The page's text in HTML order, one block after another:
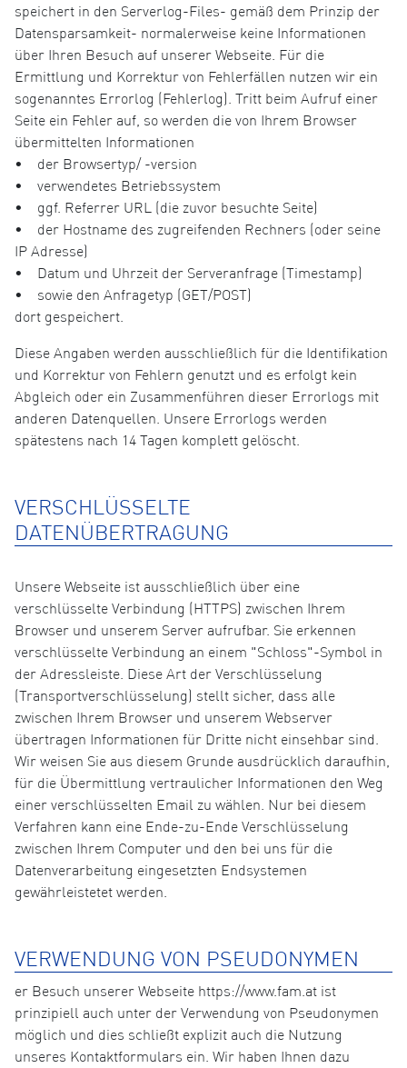
speichert in den Serverlog-Files- gemäß dem Prinzip der
Datensparsamkeit- normalerweise keine Informationen
über Ihren Besuch auf unserer Webseite. Für die
Ermittlung und Korrektur von Fehlerfällen nutzen wir ein
sogenanntes Errorlog (Fehlerlog). Tritt beim Aufruf einer
Seite ein Fehler auf, so werden die von Ihrem Browser
übermittelten Informationen
• der Browsertyp/ -version
• verwendetes Betriebssystem
• ggf. Referrer URL (die zuvor besuchte Seite)
• der Hostname des zugreifenden Rechners (oder seine
IP Adresse)
• Datum und Uhrzeit der Serveranfrage (Timestamp)
• sowie den Anfragetyp (GET/POST)
dort gespeichert.
Diese Angaben werden ausschließlich für die Identifikation
und Korrektur von Fehlern genutzt und es erfolgt kein
Abgleich oder ein Zusammenführen dieser Errorlogs mit
anderen Datenquellen. Unsere Errorlogs werden
spätestens nach 14 Tagen komplett gelöscht.
VERSCHLÜSSELTE
DATENÜBERTRAGUNG
Unsere Webseite ist ausschließlich über eine
verschlüsselte Verbindung (HTTPS) zwischen Ihrem
Browser und unserem Server aufrufbar. Sie erkennen
verschlüsselte Verbindung an einem "Schloss"-Symbol in
der Adressleiste. Diese Art der Verschlüsselung
(Transportverschlüsselung) stellt sicher, dass alle
zwischen Ihrem Browser und unserem Webserver
übertragen Informationen für Dritte nicht einsehbar sind.
Wir weisen Sie aus diesem Grunde ausdrücklich daraufhin,
für die Übermittlung vertraulicher Informationen den Weg
einer verschlüsselten Email zu wählen. Nur bei diesem
Verfahren kann eine Ende-zu-Ende Verschlüsselung
zwischen Ihrem Computer und den bei uns für die
Datenverarbeitung eingesetzten Endsystemen
gewährleistetet werden.
VERWENDUNG VON PSEUDONYMEN
er Besuch unserer Webseite https://www.fam.at ist
prinzipiell auch unter der Verwendung von Pseudonymen
möglich und dies schließt explizit auch die Nutzung
unseres Kontaktformulars ein. Wir haben Ihnen dazu